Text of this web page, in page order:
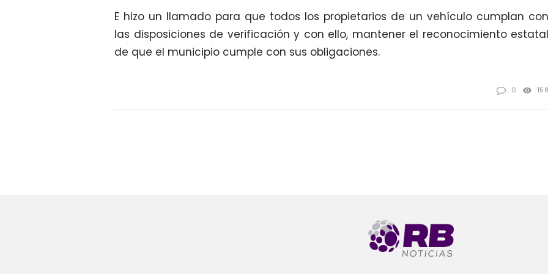
E hizo un llamado para que todos los propietarios de un vehículo cumplan con
las disposiciones de verificación y con ello, mantener el reconocimiento estatal
de que el municipio cumple con sus obligaciones.
0 158